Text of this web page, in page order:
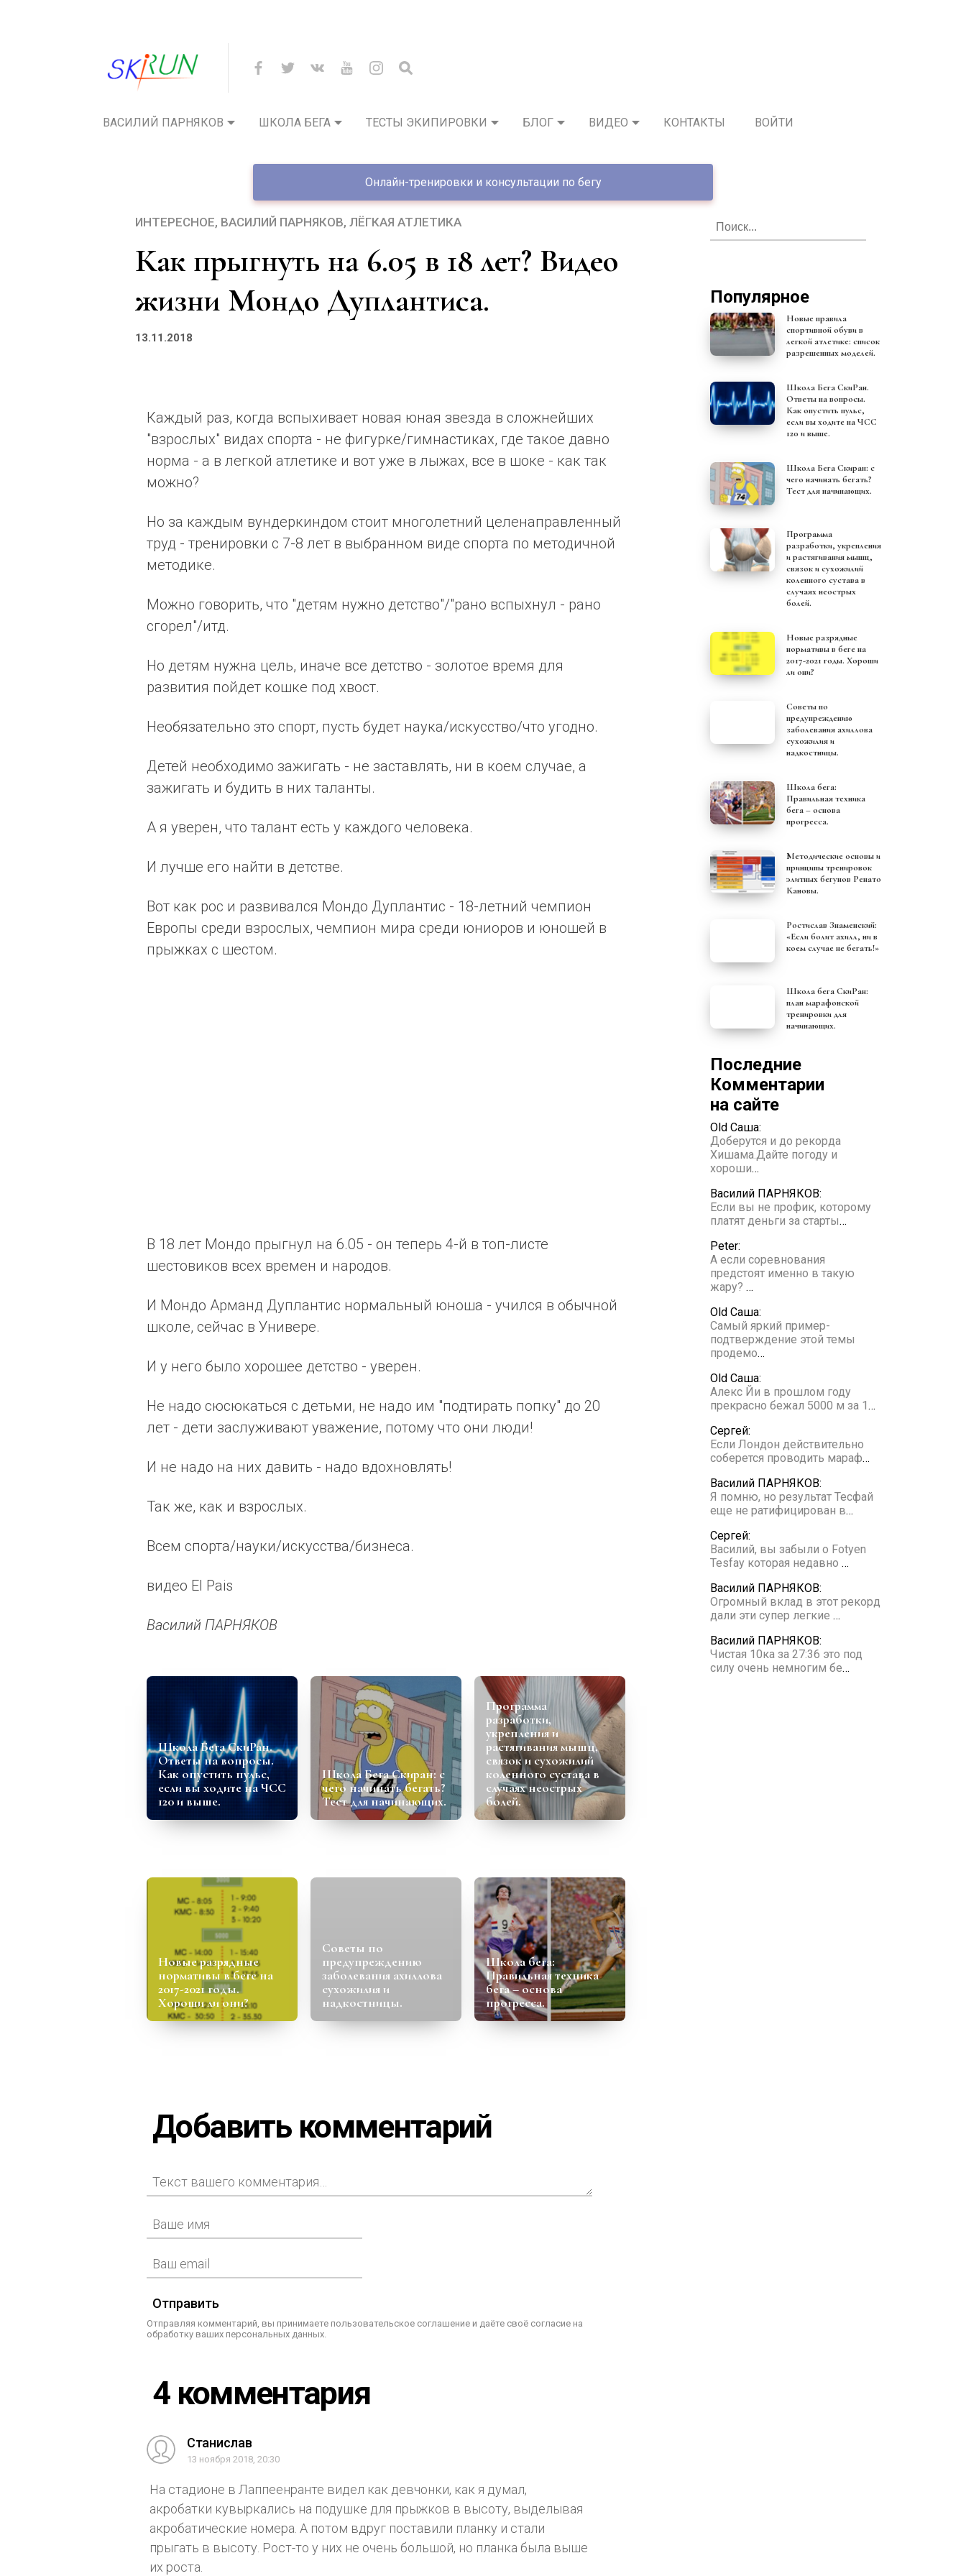
ВАСИЛИЙ ПАРНЯКОВ ШКОЛА БЕГА ТЕСТЫ ЭКИПИРОВКИ БЛОГ ВИДЕО КОНТАКТЫ ВОЙТИ
Онлайн-тренировки и консультации по бегу
ИНТЕРЕСНОЕ ВАСИЛИЙ ПАРНЯКОВ ЛЁГКАЯ АТЛЕТИКА
Как прыгнуть на 6.05 в 18 лет? Видео
жизни Мондо Дуплантиса.
13.11.2018
Каждый раз, когда вспыхивает новая юная звезда в сложнейших
"взрослых" видах спорта - не фигурке/гимнастиках, где такое давно
норма - а в легкой атлетике и вот уже в лыжах, все в шоке - как так
можно?
Но за каждым вундеркиндом стоит многолетний целенаправленный
труд - тренировки с 7-8 лет в выбранном виде спорта по методичной
методике.
Можно говорить, что "детям нужно детство"/"рано вспыхнул - рано
сгорел"/итд.
Но детям нужна цель, иначе все детство - золотое время для
развития пойдет кошке под хвост.
Необязательно это спорт, пусть будет наука/искусство/что угодно.
Детей необходимо зажигать - не заставлять, ни в коем случае, а
зажигать и будить в них таланты.
А я уверен, что талант есть у каждого человека.
И лучше его найти в детстве.
Вот как рос и развивался Мондо Дуплантис - 18-летний чемпион
Европы среди взрослых, чемпион мира среди юниоров и юношей в
прыжках с шестом.
В 18 лет Мондо прыгнул на 6.05 - он теперь 4-й в топ-листе
шестовиков всех времен и народов.
И Мондо Арманд Дуплантис нормальный юноша - учился в обычной
школе, сейчас в Универе.
И у него было хорошее детство - уверен.
Не надо сюсюкаться с детьми, не надо им "подтирать попку" до 20
лет - дети заслуживают уважение, потому что они люди!
И не надо на них давить - надо вдохновлять!
Так же, как и взрослых.
Всем спорта/науки/искусства/бизнеса.
видео El Pais
Василий ПАРНЯКОВ
Школа Бега СкиРан.
Ответы на вопросы.
Как опустить пульс,
если вы ходите на ЧСС
120 и выше.
Школа Бега Скиран: с
чего начинать бегать?
Тест для начинающих.
Программа
разработки,
укрепления и
растягивания мышц,
связок и сухожилий
коленного сустава в
случаях неострых
болей.
Новые разрядные
нормативы в беге на
2017-2021 годы.
Хороши ли они?
Советы по
предупреждению
заболевания ахиллова
сухожилия и
надкостницы.
Школа бега:
Правильная техника
бега – основа
прогресса.
Добавить комментарий
Отправить
Отправляя комментарий, вы принимаете пользовательское соглашение и даёте своё согласие на
обработку ваших персональных данных.
4 комментария
Станислав
13 ноября 2018, 20:30
На стадионе в Лаппеенранте видел как девчонки, как я думал,
акробатки кувыркались на подушке для прыжков в высоту, выделывая
акробатические номера. А потом вдруг поставили планку и стали
прыгать в высоту. Рост-то у них не очень большой, но планка была выше
их роста.
Популярное
Новые правила
спортивной обуви в
легкой атлетике: список
разрешенных моделей.
Школа Бега СкиРан.
Ответы на вопросы.
Как опустить пульс,
если вы ходите на ЧСС
120 и выше.
Школа Бега Скиран: с
чего начинать бегать?
Тест для начинающих.
Программа
разработки, укрепления
и растягивания мышц,
связок и сухожилий
коленного сустава в
случаях неострых
болей.
Новые разрядные
нормативы в беге на
2017-2021 годы. Хороши
ли они?
Советы по
предупреждению
заболевания ахиллова
сухожилия и
надкостницы.
Школа бега:
Правильная техника
бега – основа
прогресса.
Методические основы и
принципы тренировок
элитных бегунов Ренато
Кановы.
Ростислав Знаменский:
«Если болит ахилл, ни в
коем случае не бегать!»
Школа бега СкиРан:
план марафонской
тренировки для
начинающих.
Последние
Комментарии
на сайте
Old Саша:
Доберутся и до рекорда
Хишама.Дайте погоду и
хороши…
Василий ПАРНЯКОВ:
Если вы не профик, которому
платят деньги за старты…
Peter:
А если соревнования
предстоят именно в такую
жару? …
Old Саша:
Самый яркий пример-
подтверждение этой темы
продемо…
Old Саша:
Алекс Йи в прошлом году
прекрасно бежал 5000 м за 1…
Сергей:
Если Лондон действительно
соберется проводить мараф…
Василий ПАРНЯКОВ:
Я помню, но результат Тесфай
еще не ратифицирован в…
Сергей:
Василий, вы забыли о Fotyen
Tesfay которая недавно …
Василий ПАРНЯКОВ:
Огромный вклад в этот рекорд
дали эти супер легкие …
Василий ПАРНЯКОВ:
Чистая 10ка за 27:36 это под
силу очень немногим бе…